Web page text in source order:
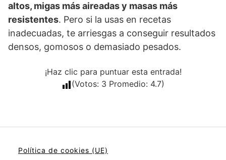
altos, migas más aireadas y masas más
resistentes. Pero si la usas en recetas
inadecuadas, te arriesgas a conseguir resultados
densos, gomosos o demasiado pesados.
¡Haz clic para puntuar esta entrada!
(Votos: 3 Promedio: 4.7)
Política de cookies (UE)